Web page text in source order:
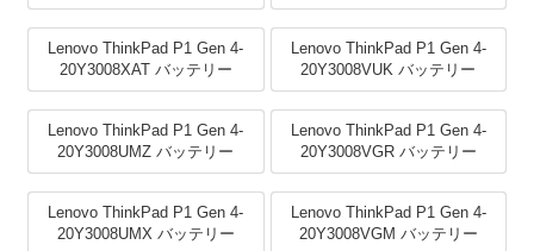
Lenovo ThinkPad P1 Gen 4-
20Y3008XAT バッテリー
Lenovo ThinkPad P1 Gen 4-
20Y3008VUK バッテリー
Lenovo ThinkPad P1 Gen 4-
20Y3008UMZ バッテリー
Lenovo ThinkPad P1 Gen 4-
20Y3008VGR バッテリー
Lenovo ThinkPad P1 Gen 4-
20Y3008UMX バッテリー
Lenovo ThinkPad P1 Gen 4-
20Y3008VGM バッテリー